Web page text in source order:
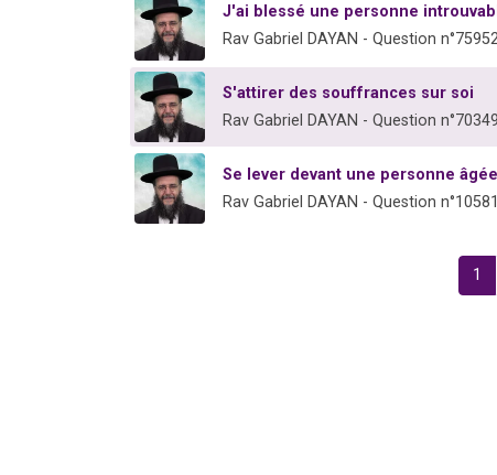
J'ai blessé une personne
Rav Gabriel DAYAN - Question
S'attirer des souffrances sur soi
Rav Gabriel DAYAN - Question n°70349
Se lever devant une personne âgée
Rav Gabriel DAYAN - Question n°10581
1